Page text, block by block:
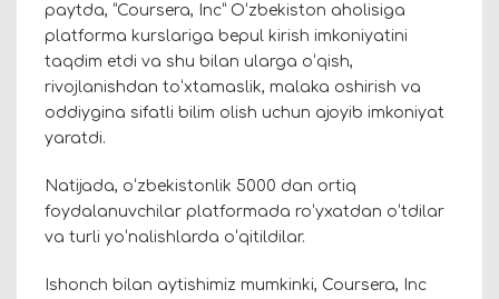
paytda, “Coursera, Inc” Oʻzbekiston aholisiga
platforma kurslariga bepul kirish imkoniyatini
taqdim etdi va shu bilan ularga oʻqish,
rivojlanishdan toʻxtamaslik, malaka oshirish va
oddiygina sifatli bilim olish uchun ajoyib imkoniyat
yaratdi.
Natijada, oʻzbekistonlik 5000 dan ortiq
foydalanuvchilar platformada roʻyxatdan oʻtdilar
va turli yoʻnalishlarda oʻqitildilar.
Ishonch bilan aytishimiz mumkinki, Coursera, Inc